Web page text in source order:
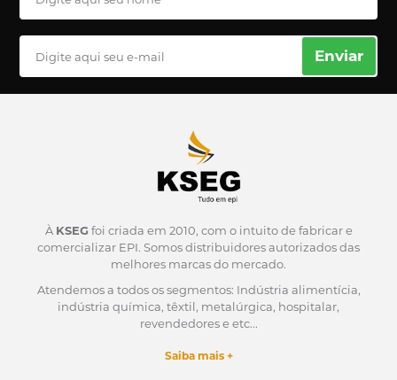
Enviar
À KSEG foi criada em 2010, com o intuito de fabricar e
comercializar EPI. Somos distribuidores autorizados das
melhores marcas do mercado.
Atendemos a todos os segmentos: Indústria alimentícia,
indústria química, têxtil, metalúrgica, hospitalar,
revendedores e etc...
Saiba mais +